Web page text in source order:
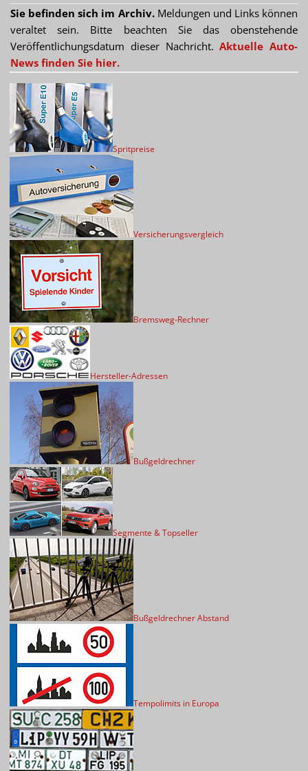
Sie befinden sich im Archiv.Meldungen und Links können
veraltet sein. Bitte beachten Sie das obenstehende
Veröffentlichungsdatum dieser Nachricht.Aktuelle Auto-
News finden Sie hier.
Spritpreise
Versicherungsvergleich
Bremsweg-Rechner
Hersteller-Adressen
Bußgeldrechner
Segmente & Topseller
Bußgeldrechner Abstand
Tempolimits in Europa